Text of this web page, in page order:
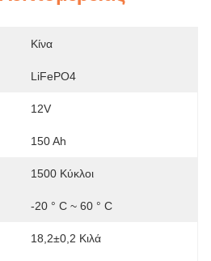
Κίνα
LiFePO4
12V
150 Ah
1500 Κύκλοι
-20 ° C ~ 60 ° C
18,2±0,2 Κιλά